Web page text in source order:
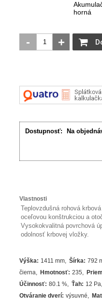
horná
- +
Dostupnosť: Na
Vlastnosti
Teplovzdušná rohová
oceľovou konštrukciou a
Vysokokvalitná povrchová
odolnosť krbovej vložky.
Výška: 1411 mm Šírka: 792
čierna
Hmotnosť: 235
Účinnosť: 80.1% Ťah: 12 Pa
Otváranie dverí: výsuvné